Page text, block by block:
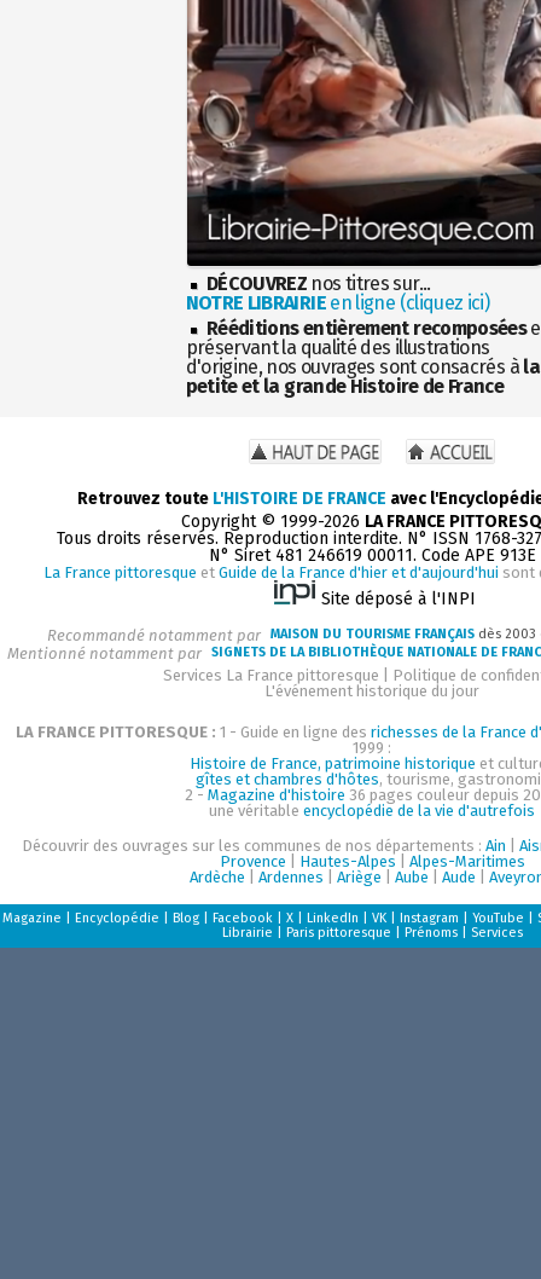
DÉCOUVREZ nos titres sur...
NOTRE LIBRAIRIEen ligne (cliquez ici)
Rééditions entièrement recomposées
préservant la qualité des illustrations
d'origine, nos ouvrages sont consacrés à la
petite et la grande Histoire de France
Retrouvez toute L'HISTOIRE DE FRANCE avec
Copyright © 1999-2026 LA FRANCE
Tous droits réservés. Reproduction interdite. N° ISSN 1768-
N° Siret 481 246619 00011. Code APE 913E
La France pittoresque et Guide de la France d'hier et d'aujourd'hui sont
Site déposé à l'INPI
Recommandé notamment par MAISON DU TOURISME FRANÇAIS dès
Mentionné notamment par SIGNETS DE LA BIBLIOTHÈQUE NATIONALE DE
Services La France pittoresque
Politique de
L'événement historique du jour
LA FRANCE PITTORESQUE : 1 - Guide en ligne des richesses de la France
1999 :
Histoire de France, patrimoine historique et
gîtes et chambres d'hôtes, tourisme,
2 - Magazine d'histoire 36 pages couleur depuis
une véritable encyclopédie de la vie d'autrefois
Découvrir des ouvrages sur les communes de nos départements : Ain
Provence
Hautes-Alpes
Alpes-Maritimes
Ardèche
Ardennes Ariège Aube Aude
Magazine Encyclopédie Blog| Facebook| X| LinkedIn VK| Instagram YouTube
Librairie
Paris pittoresque Prénoms| Services